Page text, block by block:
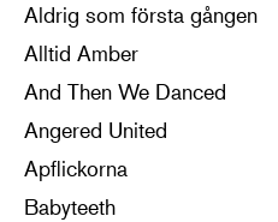
Aldrig som första gången
Alltid Amber
And Then We Danced
Angered United
Apflickorna
Babyteeth